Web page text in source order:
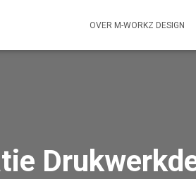
OVER M-WORKZ DESIGN